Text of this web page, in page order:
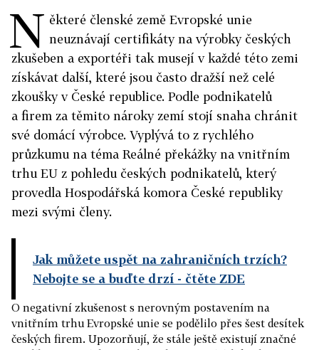
N ěkteré členské země Evropské unie
neuznávají certifikáty na výrobky českých
zkušeben a exportéři tak musejí v každé této zemi
získávat další, které jsou často dražší než celé
zkoušky v České republice. Podle podnikatelů
a firem za těmito nároky zemí stojí snaha chránit
své domácí výrobce. Vyplývá to z rychlého
průzkumu na téma Reálné překážky na vnitřním
trhu EU z pohledu českých podnikatelů, který
provedla Hospodářská komora České republiky
mezi svými členy.
Jak můžete uspět na zahraničních trzích?
Nebojte se a buďte drzí - čtěte ZDE
O negativní zkušenost s nerovným postavením na
vnitřním trhu Evropské unie se podělilo přes šest desítek
českých firem. Upozorňují, že stále ještě existují značné